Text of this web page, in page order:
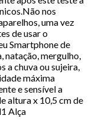
nos
uma vez
de usar o
Smartphone de
natação, mergulho,
a chuva ou sujeira,
máxima
e sensível a
altura x 10,5 cm de
Alça